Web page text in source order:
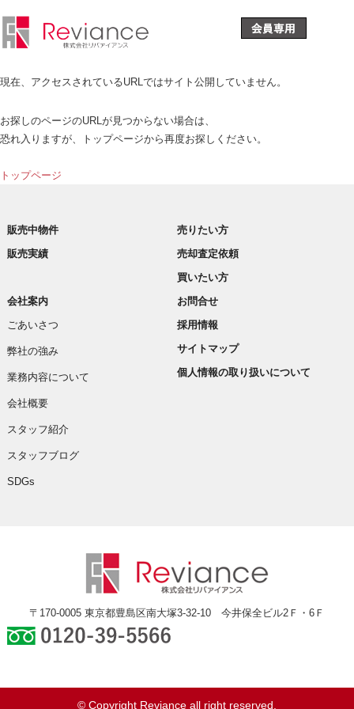
現在、アクセスされているURLではサイト公開していません。
お探しのページのURLが見つからない場合は、
恐れ入りますが、トップページから再度お探しください。
トップページ
販売中物件
販売実績
売りたい方
売却査定依頼
買いたい方
会社案内
ごあいさつ
弊社の強み
業務内容について
会社概要
スタッフ紹介
スタッフブログ
SDGs
お問合せ
採用情報
サイトマップ
個人情報の取り扱いについて
〒170-0005 東京都豊島区南大塚3-32-10 今井保全ビル2Ｆ・6Ｆ
© Copyright Reviance all right reserved.